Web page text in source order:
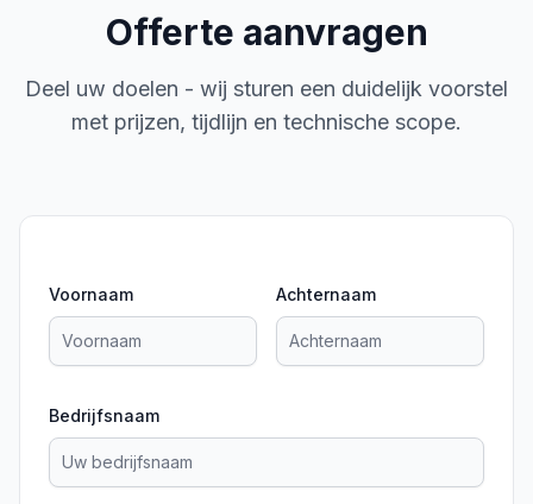
Offerte aanvragen
Deel uw doelen - wij sturen een duidelijk voorstel
met prijzen, tijdlijn en technische scope.
Voornaam Achternaam
Bedrijfsnaam